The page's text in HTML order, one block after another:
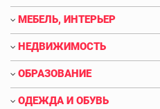
МЕБЕЛЬ, ИНТЕРЬЕР
НЕДВИЖИМОСТЬ
ОБРАЗОВАНИЕ
ОДЕЖДА И ОБУВЬ